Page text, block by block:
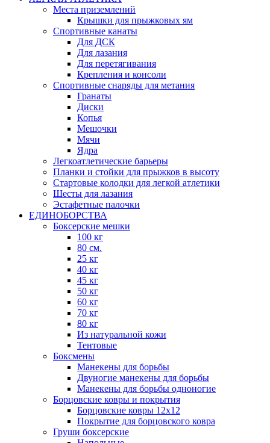
Места приземлений
Крышки для прыжковых ям
Спортивные канаты
Для ДСК
Для лазания
Для перетягивания
Крепления и консоли
Спортивные снаряды для метания
Гранаты
Диски
Копья
Мешочки
Мячи
Ядра
Легкоатлетические барьеры
Планки и стойки для прыжков в высоту
Стартовые колодки для легкой атлетики
Шесты для лазания
Эстафетные палочки
ЕДИНОБОРСТВА
Боксерские мешки
100 кг
80 см.
25 кг
40 кг
45 кг
50 кг
60 кг
70 кг
80 кг
Из натуральной кожи
Тентовые
Боксмены
Манекены для борьбы
Двуногие манекены для борьбы
Манекены для борьбы одноногие
Борцовские ковры и покрытия
Борцовские ковры 12х12
Покрытие для борцовского ковра
Груши боксерские